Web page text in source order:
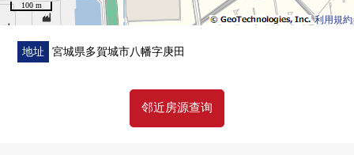
○宫前东公园步行5分钟的约390m
○今井内科步行5分钟的约390m
○Lawson多贺城东田店步行10分钟的约730m
○七十七银行多贺城分店步行16分钟的约1240m
○miyagi消费合作社多贺城商店步行17分钟的约1360m
○松本清多贺城八幡店步行18分钟的约1370m
利用規約
100 m
地址 宮城県多賀城市八幡字庚田
邻近房源查询